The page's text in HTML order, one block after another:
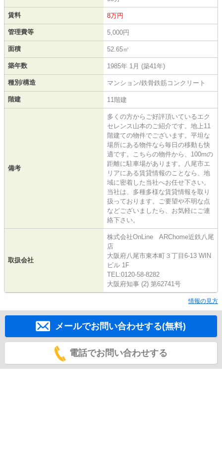
賃料 8万円
管理費等 5,000円
面積 52.65㎡
築年数 1985年 1月 (築41年)
種別/構造 マンション/鉄骨鉄筋コンクリート
階建 11階建
備考
多くの方からご好評頂いているエク
セレンス山本のご紹介です。地上11
階建ての物件でございます。平坦な
場所にある物件なら毎日の移動も快
適です。こちらの物件から、100mの
距離に駐車場があります。八尾市エ
リアにある賃貸情報のことなら、地
域に密着した当社へお任せ下さい。
当社は、多種多様な賃貸情報を取り
扱っております。ご要望や不明な点
などございましたら、お気軽にご連
絡下さい。
取扱会社
株式会社OnLine ARChome近鉄八尾
店
大阪府八尾市東本町３丁目6-13 WIN
ビル 1F
TEL:0120-58-8282
大阪府知事 (2) 第62741号
情報の見方
メールでお問い合わせする(無料)
電話でお問い合わせする